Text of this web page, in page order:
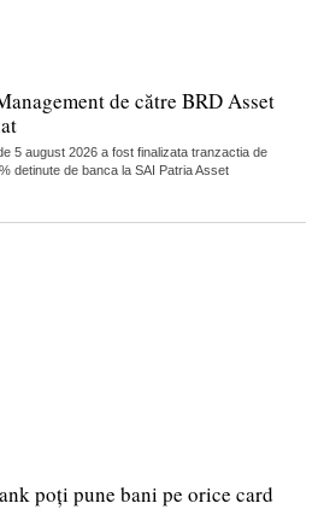
de către BRD Asset
5 august 2026 a fost finalizata tranzactia de
detinute de banca la SAI Patria Asset
poți pune bani pe orice card